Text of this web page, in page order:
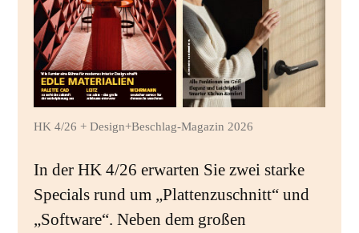
HK 4/26 + Design+Beschlag-Magazin 2026
In der HK 4/26 erwarten Sie zwei starke
Specials rund um „Plattenzuschnitt“ und
„Software“. Neben dem großen